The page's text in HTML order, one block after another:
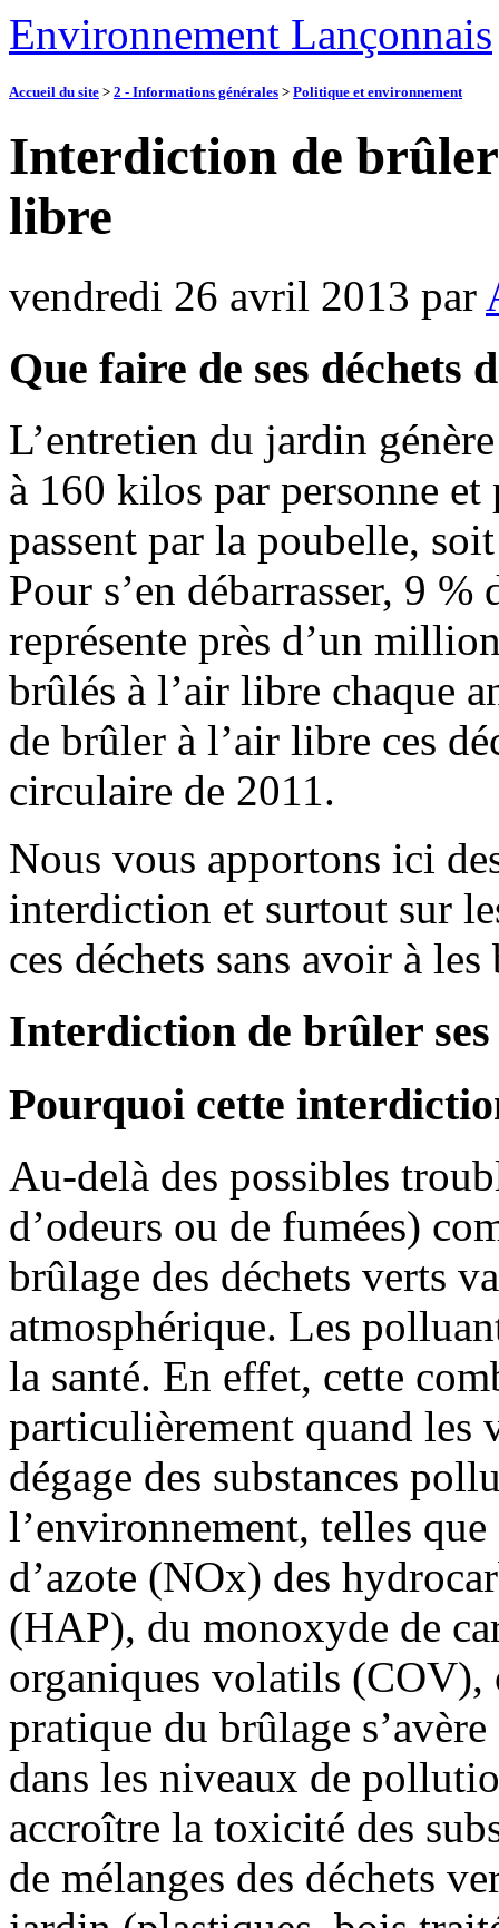
Environnement Lançonnais
Accueil du site > 2 - Informations générales > Politique et environnement
Interdiction de brûler
libre
vendredi 26 avril 2013 par
Que faire de ses déchets
L’entretien du jardin
à 160 kilos par personne
passent par la poubelle,
Pour s’en débarrasser, 9
représente près d’un
brûlés à l’air libre chaque
de brûler à l’air libre ces
circulaire de 2011.
Nous vous apportons ici
interdiction et surtout sur
ces déchets sans avoir à
Interdiction de brûler
Pourquoi cette
Au-delà des possibles
d’odeurs ou de fumées)
brûlage des déchets verts
atmosphérique. Les
la santé. En effet, cette
particulièrement quand les
dégage des substances
l’environnement, telles
d’azote (NOx) des
(HAP), du monoxyde de
organiques volatils (COV),
pratique du brûlage
dans les niveaux de
accroître la toxicité des
de mélanges des déchets